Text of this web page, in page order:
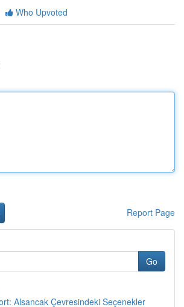
Who Upvoted
Report Page
Go
Alsancak Çevresindeki Seçenekler